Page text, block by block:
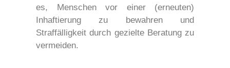
es, Menschen vor einer (erneuten)
Inhaftierung zu bewahren und
Straffälligkeit durch gezielte Beratung zu
vermeiden.